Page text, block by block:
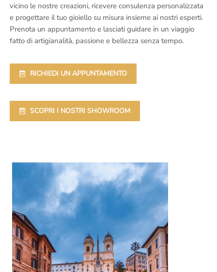
vicino le nostre creazioni, ricevere consulenza personalizzata
e progettare il tuo gioiello su misura insieme ai nostri esperti.
Prenota un appuntamento e lasciati guidare in un viaggio
fatto di artigianalità, passione e bellezza senza tempo.
RICHIEDI UN APPUNTAMENTO
SCOPRI I NOSTRI SHOWROOM